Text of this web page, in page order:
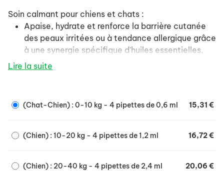
Soin calmant pour chiens et chats :
Apaise, hydrate et renforce la barrière cutanée
des peaux irritées ou à tendance allergique grâce
à une synergie spécifique d'huiles essentielles,
des acides gras essentiels (Oméga 6-3) extraits
Lire la suite
(Chat-Chien) : 0-10 kg - 4 pipettes de 0,6 ml 15,31 €
(Chien) : 10-20 kg - 4 pipettes de 1,2 ml 16,72 €
(Chien) : 20-40 kg - 4 pipettes de 2,4 ml 20,06 €